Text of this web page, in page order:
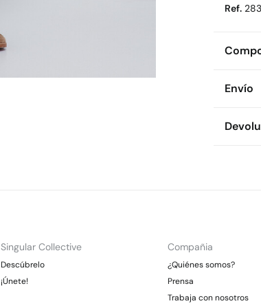
Ref.
Envío
*Días
Singular Collective
Descúbrelo
¡Únete!
Compañia
¿Quiénes somos?
Prensa
Trabaja con nosotros